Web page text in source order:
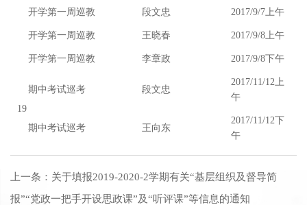
开学第一周巡教 段文忠 2017/9/7上午
开学第一周巡教 王晓春 2017/9/8上午
开学第一周巡教 李章政 2017/9/8下午
19
期中考试巡考 段文忠
2017/11/12上
午
期中考试巡考 王向东
2017/11/12下
午
上一条： 关于填报2019-2020-2学期有关“基层组织及督导简
报”“党政一把手开设思政课”及“听评课”等信息的通知